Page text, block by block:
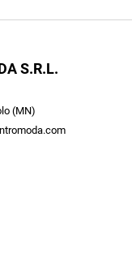
S.R.L.
(MN)
a te riservate.